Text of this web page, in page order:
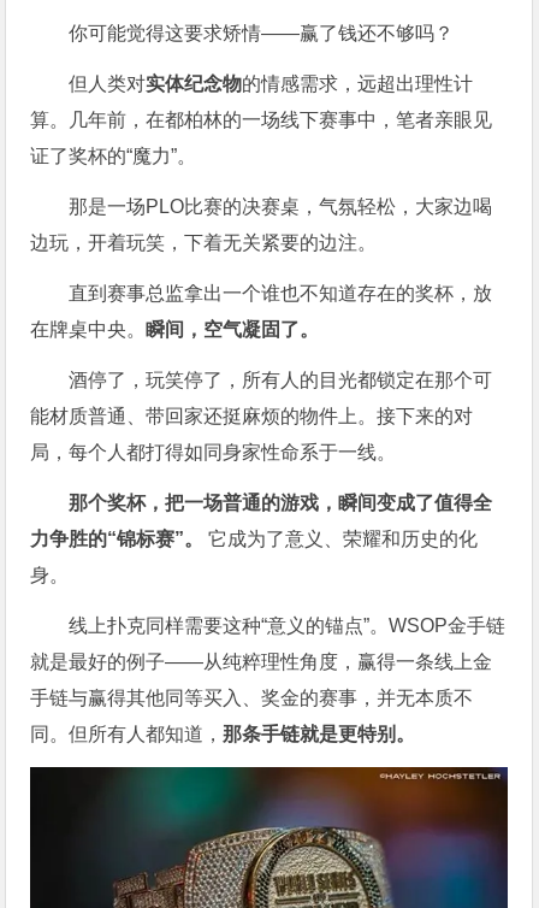
你可能觉得这要求矫情——赢了钱还不够吗？
但人类对实体纪念物的情感需求，远超出理性计
算。几年前，在都柏林的一场线下赛事中，笔者亲眼见
证了奖杯的“魔力”。
那是一场PLO比赛的决赛桌，气氛轻松，大家边喝
边玩，开着玩笑，下着无关紧要的边注。
直到赛事总监拿出一个谁也不知道存在的奖杯，放
在牌桌中央。瞬间，空气凝固了。
酒停了，玩笑停了，所有人的目光都锁定在那个可
能材质普通、带回家还挺麻烦的物件上。接下来的对
局，每个人都打得如同身家性命系于一线。
那个奖杯，把一场普通的游戏，瞬间变成了值得全
力争胜的“锦标赛”。
它成为了意义、荣耀和历史的化
身。
线上扑克同样需要这种“意义的锚点”。WSOP金手链
就是最好的例子——从纯粹理性角度，赢得一条线上金
手链与赢得其他同等买入、奖金的赛事，并无本质不
同。但所有人都知道，那条手链就是更特别。